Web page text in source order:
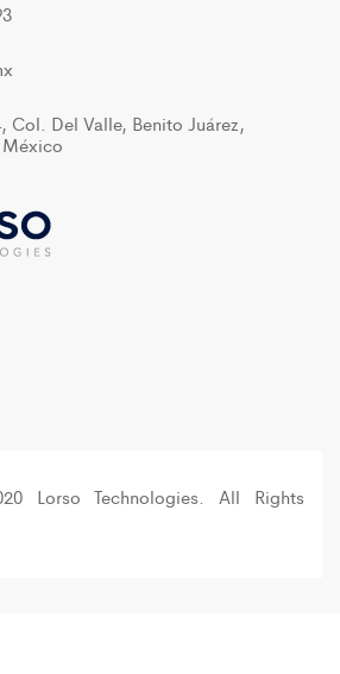
Col. Del Valle, Benito Juárez,
Lorso Technologies. All Rights